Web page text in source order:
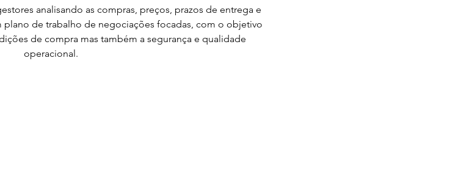
analisando as compras, preços, prazos de entrega e
de trabalho de negociações focadas, com o objetivo
de compra mas também a segurança e qualidade
operacional.